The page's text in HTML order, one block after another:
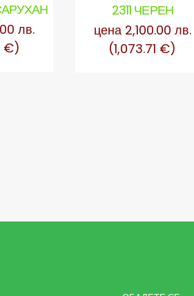
лв.
€)
2311 ЧЕРЕН
цена 2,100.00 лв.
(1,073.71 €)